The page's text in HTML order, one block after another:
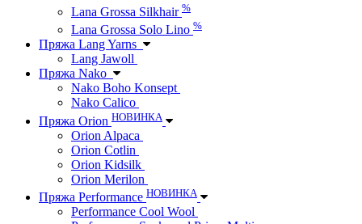
Lana Grossa Silkhair %
Lana Grossa Solo Lino %
Пряжа Lang Yarns
Lang Jawoll
Пряжа Nako
Nako Boho Konsept
Nako Calico
Пряжа Orion НОВИНКА
Orion Alpaca
Orion Cotlin
Orion Kidsilk
Orion Merilon
Пряжа Performance НОВИНКА
Performance Cool Wool